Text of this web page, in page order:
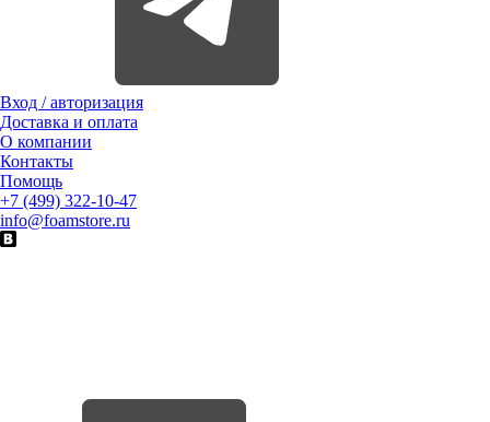
Вход / авторизация
Доставка и оплата
О компании
Контакты
Помощь
+7 (499) 322-10-47
info@foamstore.ru